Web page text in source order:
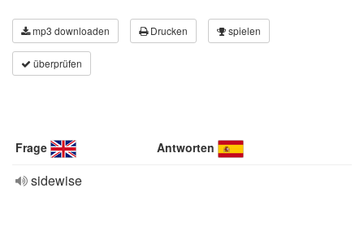
mp3 downloaden Drucken spielen
überprüfen
Frage Antworten
sidewise